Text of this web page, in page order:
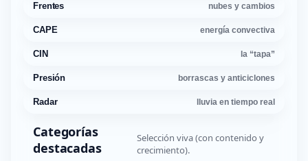
Frentes nubes y cambios
CAPE energía convectiva
CIN la “tapa”
Presión borrascas y anticiclones
Radar lluvia en tiempo real
Categorías
destacadas
Selección viva (con contenido y
crecimiento).